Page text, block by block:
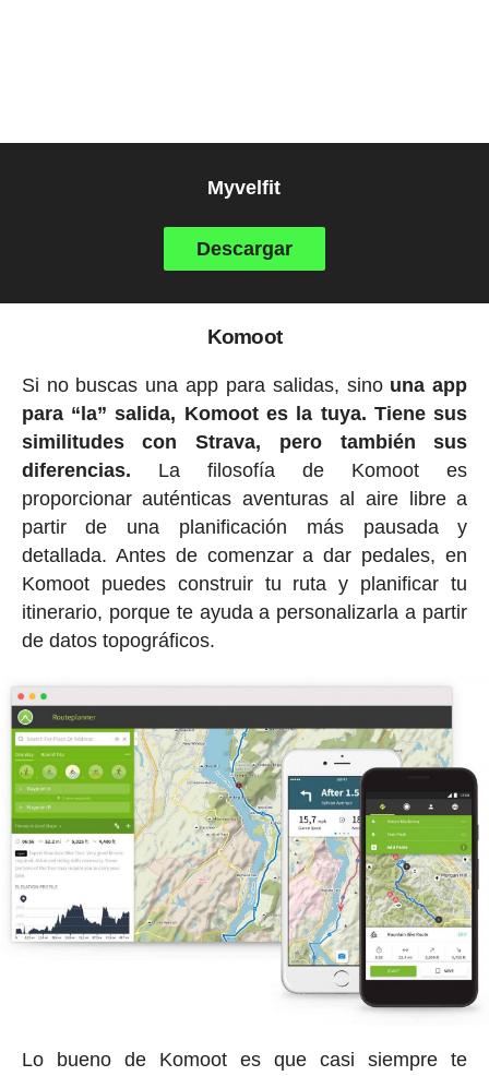
Myvelfit
Descargar
Komoot
Si no buscas una app para salidas, sino una app
para “la” salida, Komoot es la tuya. Tiene sus
similitudes con Strava, pero también sus
diferencias. La filosofía de Komoot es
proporcionar auténticas aventuras al aire libre a
partir de una planificación más pausada y
detallada. Antes de comenzar a dar pedales, en
Komoot puedes construir tu ruta y planificar tu
itinerario, porque te ayuda a personalizarla a partir
de datos topográficos.
Lo bueno de Komoot es que casi siempre te